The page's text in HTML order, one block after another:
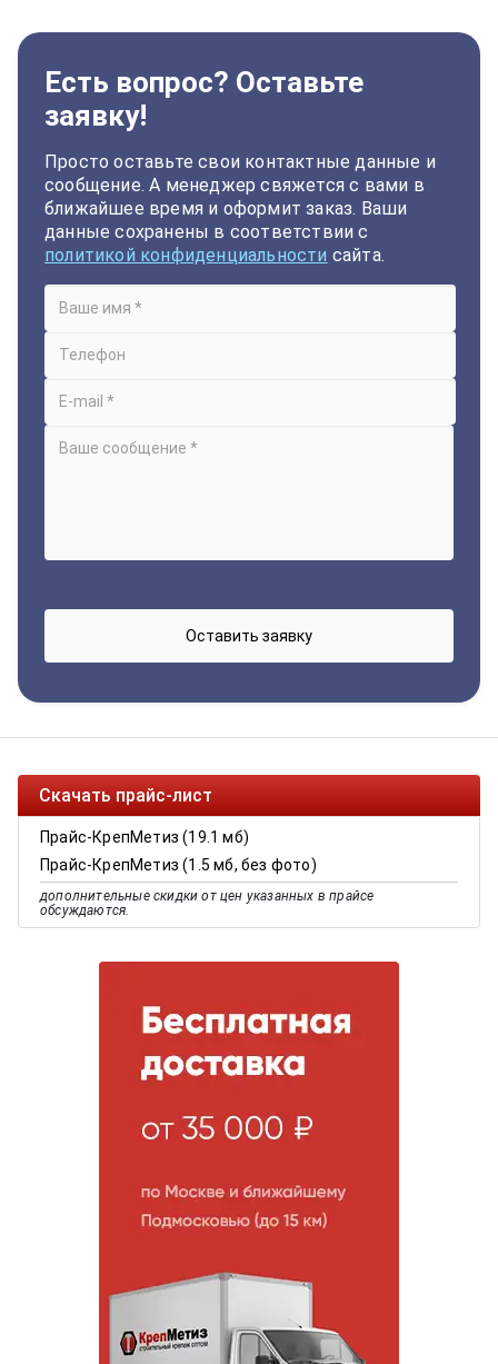
Есть вопрос? Оставьте
заявку!
Просто оставьте свои контактные данные и
сообщение. А менеджер свяжется с вами в
ближайшее время и оформит заказ. Ваши
данные сохранены в соответствии с
политикой конфиденциальности сайта.
Скачать прайс-лист
Прайс-КрепМетиз (19.1 мб)
Прайс-КрепМетиз (1.5 мб, без фото)
дополнительные скидки от цен указанных в прайсе
обсуждаются.